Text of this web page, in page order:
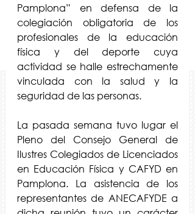
Pamplona” en defensa de la
colegiación obligatoria de los
profesionales de la educación
física y del deporte cuya
actividad se halle estrechamente
vinculada con la salud y la
seguridad de las personas.
La pasada semana tuvo lugar el
Pleno del Consejo General de
Ilustres Colegiados de Licenciados
en Educación Física y CAFYD en
Pamplona. La asistencia de los
representantes de ANECAFYDE a